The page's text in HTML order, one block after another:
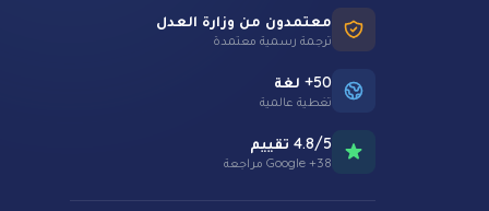
معتمدون من وزارة العدل
ترجمة رسمية معتمدة
50+ لغة
تغطية عالمية
4.8/5 تقييم
38+ Google مراجعة